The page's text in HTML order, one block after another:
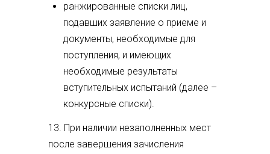
ранжированные списки лиц,
подавших заявление о приеме и
документы, необходимые для
поступления, и имеющих
необходимые результаты
вступительных испытаний (далее –
конкурсные списки).
13. При наличии незаполненных мест
после завершения зачисления